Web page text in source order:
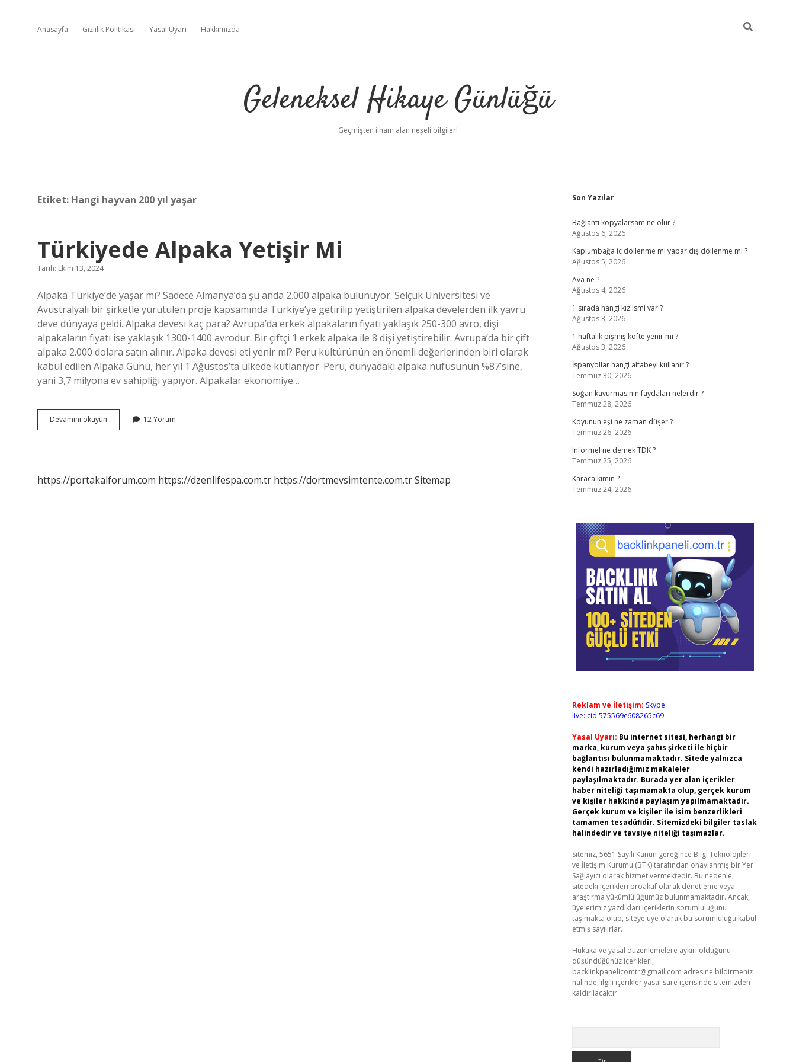
Anasayfa Gizlilik Politikası Yasal Uyarı Hakkımızda
Geleneksel Hikaye Günlüğü
Geçmişten ilham alan neşeli bilgiler!
Etiket: Hangi hayvan 200 yıl yaşar
Türkiyede Alpaka Yetişir Mi
Tarih: Ekim 13, 2024
Alpaka Türkiye’de yaşar mı? Sadece Almanya’da şu anda 2.000 alpaka bulunuyor. Selçuk Üniversitesi ve
Avustralyalı bir şirketle yürütülen proje kapsamında Türkiye’ye getirilip yetiştirilen alpaka develerden ilk yavru
deve dünyaya geldi. Alpaka devesi kaç para? Avrupa’da erkek alpakaların fiyatı yaklaşık 250-300 avro, dişi
alpakaların fiyatı ise yaklaşık 1300-1400 avrodur. Bir çiftçi 1 erkek alpaka ile 8 dişi yetiştirebilir. Avrupa’da bir çift
alpaka 2.000 dolara satın alınır. Alpaka devesi eti yenir mi? Peru kültürünün en önemli değerlerinden biri olarak
kabul edilen Alpaka Günü, her yıl 1 Ağustos’ta ülkede kutlanıyor. Peru, dünyadaki alpaka nüfusunun %87’sine,
yani 3,7 milyona ev sahipliği yapıyor. Alpakalar ekonomiye…
Devamını okuyun Türkiyede
Alpaka
12 Yorum
https://portakalforum.com https://dzenlifespa.com.tr https://dortmevsimtente.com.trSitemap
Sidebar
Son Yazılar
Bağlantı kopyalarsam ne olur ?
Ağustos 6, 2026
Kaplumbağa iç döllenme mi yapar dış döllenme mi ?
Ağustos 5, 2026
Ava ne ?
Ağustos 4, 2026
1 sırada hangi kız ismi var ?
Ağustos 3, 2026
1 haftalık pişmiş köfte yenir mi ?
Ağustos 3, 2026
İspanyollar hangi alfabeyi kullanır ?
Temmuz 30, 2026
Soğan kavurmasının faydaları nelerdir ?
Temmuz 28, 2026
Koyunun eşi ne zaman düşer ?
Temmuz 26, 2026
Informel ne demek TDK ?
Temmuz 25, 2026
Karaca kimin ?
Temmuz 24, 2026
Reklam ve İletişim: Skype:
live:.cid.575569c608265c69
Yasal Uyarı: Bu internet sitesi, herhangi bir
marka, kurum veya şahıs şirketi ile hiçbir
bağlantısı bulunmamaktadır. Sitede yalnızca
kendi hazırladığımız makaleler
paylaşılmaktadır. Burada yer alan içerikler
haber niteliği taşımamakta olup, gerçek kurum
ve kişiler hakkında paylaşım yapılmamaktadır.
Gerçek kurum ve kişiler ile isim benzerlikleri
tamamen tesadüfidir. Sitemizdeki bilgiler taslak
halindedir ve tavsiye niteliği taşımazlar.
Sitemiz, 5651 Sayılı Kanun gereğince Bilgi Teknolojileri
ve İletişim Kurumu (BTK) tarafından onaylanmış bir Yer
Sağlayıcı olarak hizmet vermektedir. Bu nedenle,
sitedeki içerikleri proaktif olarak denetleme veya
araştırma yükümlülüğümüz bulunmamaktadır. Ancak,
üyelerimiz yazdıkları içeriklerin sorumluluğunu
taşımakta olup, siteye üye olarak bu sorumluluğu kabul
etmiş sayılırlar.
Hukuka ve yasal düzenlemelere aykırı olduğunu
düşündüğünüz içerikleri,
backlinkpanelicomtr@gmail.com adresine bildirmeniz
halinde, ilgili içerikler yasal süre içerisinde sitemizden
kaldırılacaktır.